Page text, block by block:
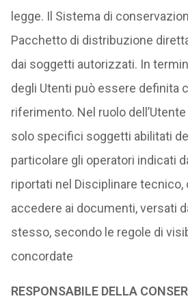
legge. Il Sistema di
Pacchetto di distribuzione
dai soggetti autorizzati. In
degli Utenti può essere definita
riferimento. Nel ruolo
solo specifici soggetti abilitati
particolare gli operatori indicati
riportati nel Disciplinare
accedere ai documenti, versati
stesso, secondo le regole di
concordate
RESPONSABILE DELLA